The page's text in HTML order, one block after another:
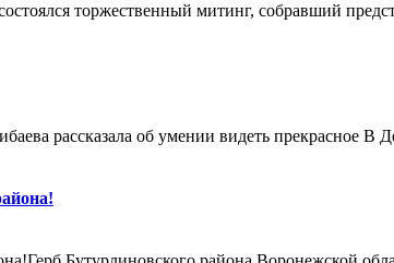
торжественный митинг, собравший
рассказала об умении видеть прекрасное